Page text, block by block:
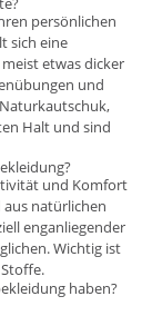
persönlichen
sich eine
etwas dicker
und
Halt und sind
und Komfort
natürlichen
enganliegender
Wichtig ist
haben?